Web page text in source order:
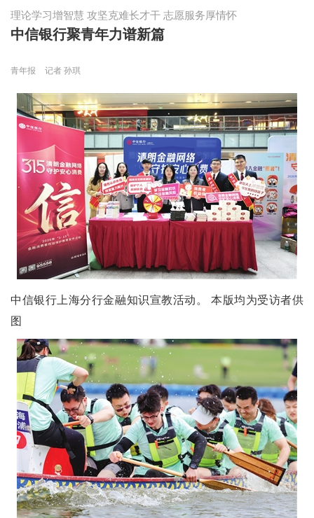
理论学习增智慧 攻坚克难长才干 志愿服务厚情怀
中信银行聚青年力谱新篇
青年报 记者 孙琪
中信银行上海分行金融知识宣教活动。 本版均为受访者供
图